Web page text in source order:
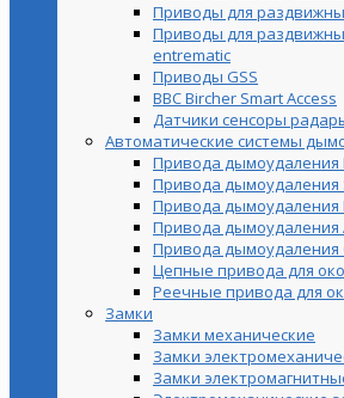
Приводы для
Приводы для
entrematic
Приводы GSS
BBC Bircher Smart Access
Датчики сенсоры
Автоматические системы
Привода дымоудаления
Привода дымоудаления
Привода дымоудаления
Привода дымоудаления
Привода дымоудаления
Цепные привода для
Реечные привода для
Замки
Замки механические
Замки
Замки